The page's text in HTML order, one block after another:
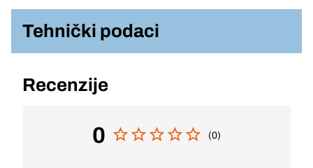
Tehnički podaci
Recenzije
0 (0)